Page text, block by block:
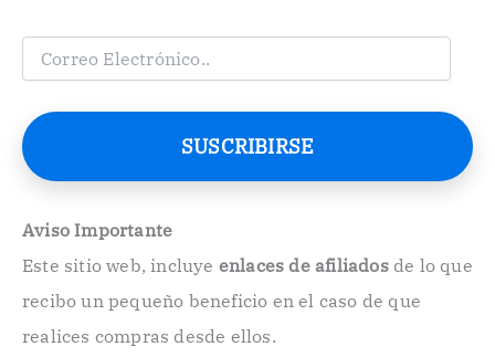
C
e
o
e
t
ó
n
SUSCRIBIRSE
Aviso Importante
Este sitio web, incluye enlaces de afiliadosde lo que
recibo un pequeño beneficio en el caso de que
realices compras desde ellos.